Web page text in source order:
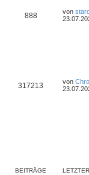
888 von
317213 von
BEITRÄGE